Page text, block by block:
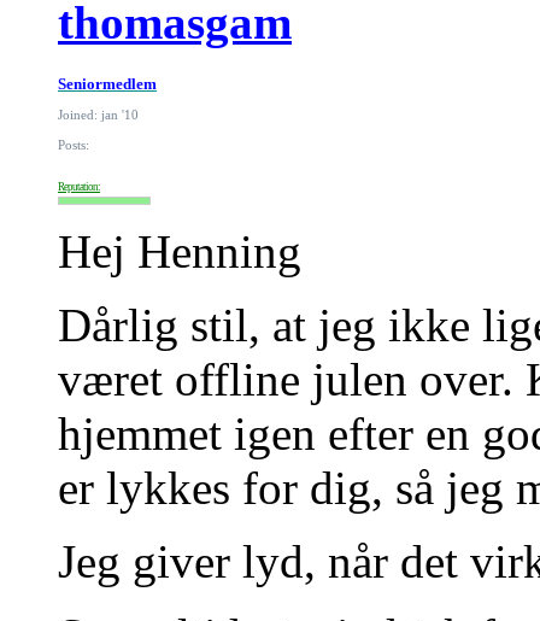
thomasgam
Seniormedlem
Joined: jan '10
Posts:
Reputation:
Hej Henning
Dårlig stil, at jeg ikke
været offline julen over.
hjemmet igen efter en
er lykkes for dig, så jeg
Jeg giver lyd, når det